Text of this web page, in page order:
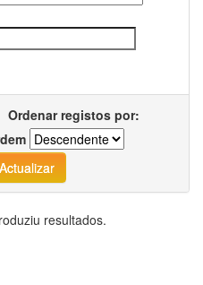
Ordenar registos por:
resultados.